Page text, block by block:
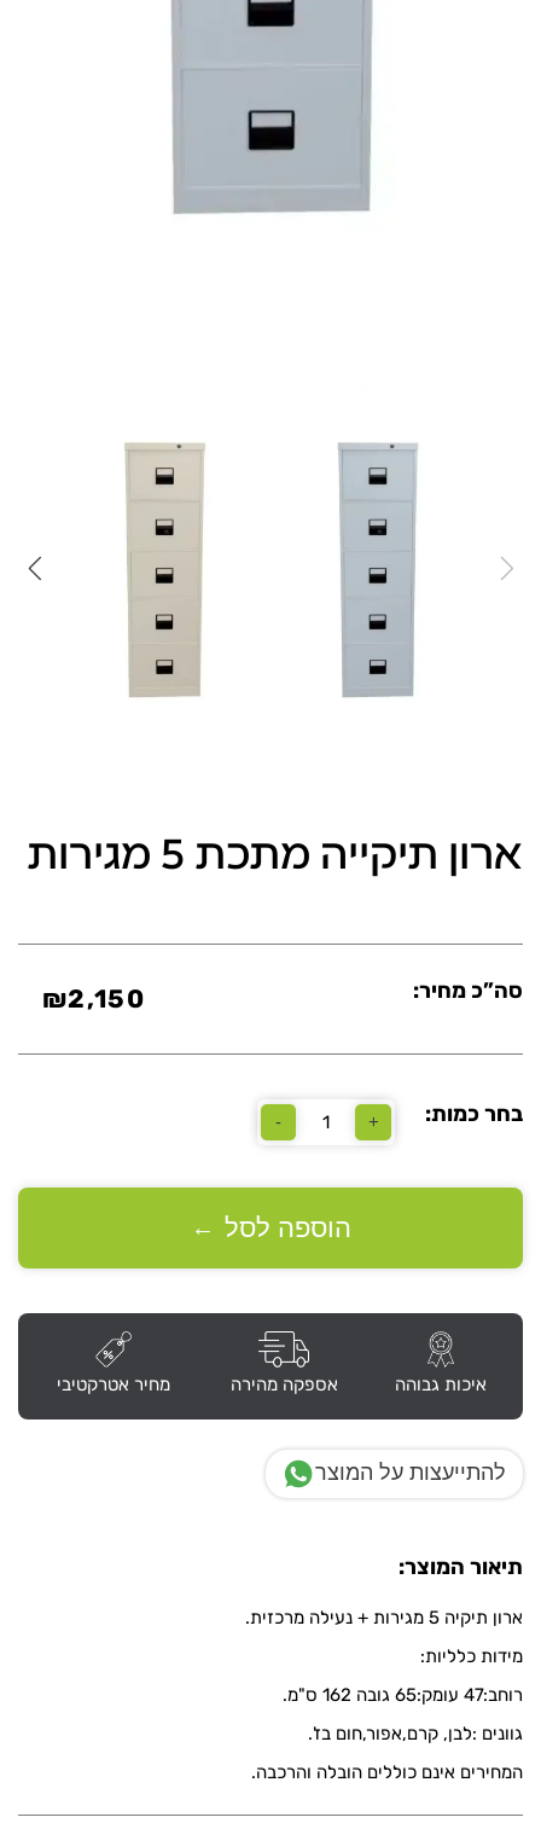
ארון תיקייה מתכת 5 מגירות
סה”כ מחיר: ₪2,150
בחר כמות: +
כמות
מתכת
-
הוספה לסל ←
איכות גבוהה אספקה מהירה מחיר אטרקטיבי
להתייעצות על המוצר
תיאור המוצר:
ארון תיקיה 5 מגירות + נעילה מרכזית.
מידות כלליות:
רוחב:47 עומק:65 גובה 162 ס"מ.
גוונים :לבן, קרם,אפור,חום בז'.
המחירים אינם כוללים הובלה והרכבה.